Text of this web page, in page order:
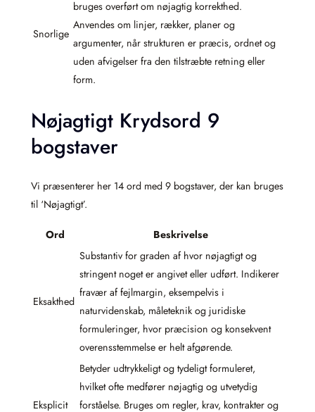
Snorlige
bruges overført om nøjagtig korrekthed.
Anvendes om linjer, rækker, planer og
argumenter, når strukturen er præcis, ordnet og
uden afvigelser fra den tilstræbte retning eller
form.
Nøjagtigt Krydsord 9
bogstaver
Vi præsenterer her 14 ord med 9 bogstaver, der kan bruges
til ‘Nøjagtigt’.
Ord Beskrivelse
Eksakthed
Substantiv for graden af hvor nøjagtigt og
stringent noget er angivet eller udført. Indikerer
fravær af fejlmargin, eksempelvis i
naturvidenskab, måleteknik og juridiske
formuleringer, hvor præcision og konsekvent
overensstemmelse er helt afgørende.
Eksplicit
Betyder udtrykkeligt og tydeligt formuleret,
hvilket ofte medfører nøjagtig og utvetydig
forståelse. Bruges om regler, krav, kontrakter og